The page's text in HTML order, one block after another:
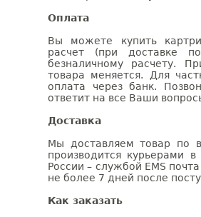
Оплата
Вы можете купить
расчет (при доставке
безналичному расчету.
товара меняется. Для
оплата через банк.
ответит на все Ваши
Доставка
Мы доставляем товар по
производится курьерами
России – службой EMS
не более 7 дней после
Как заказать